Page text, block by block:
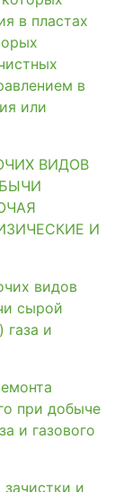
в пластах
в
или
ВИДОВ
И
видов
сырой
газа и
при добыче
и газового
и